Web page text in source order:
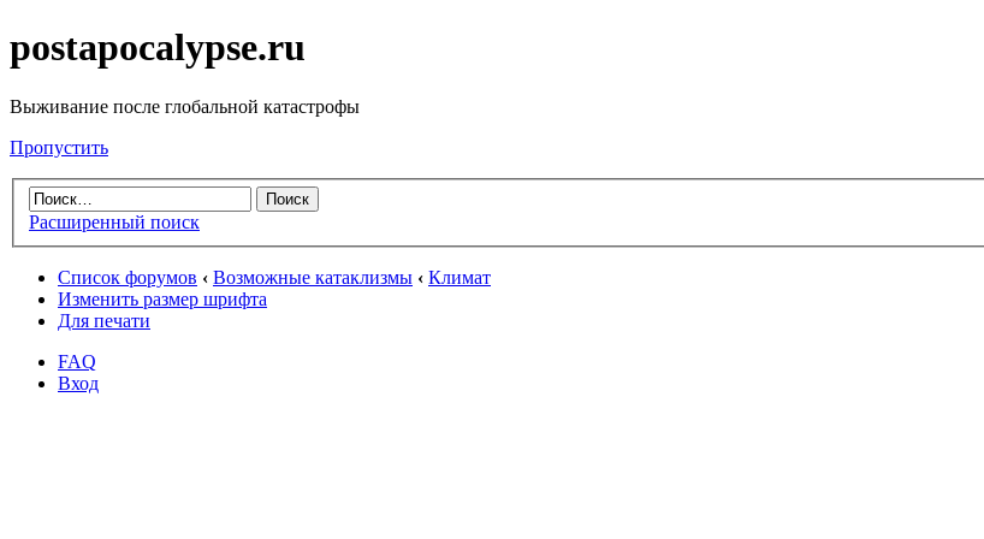
postapocalypse.ru
Выживание после глобальной катастрофы
Пропустить
Расширенный поиск
Список форумов ‹ Возможные катаклизмы ‹ Климат
Изменить размер шрифта
Для печати
FAQ
Вход